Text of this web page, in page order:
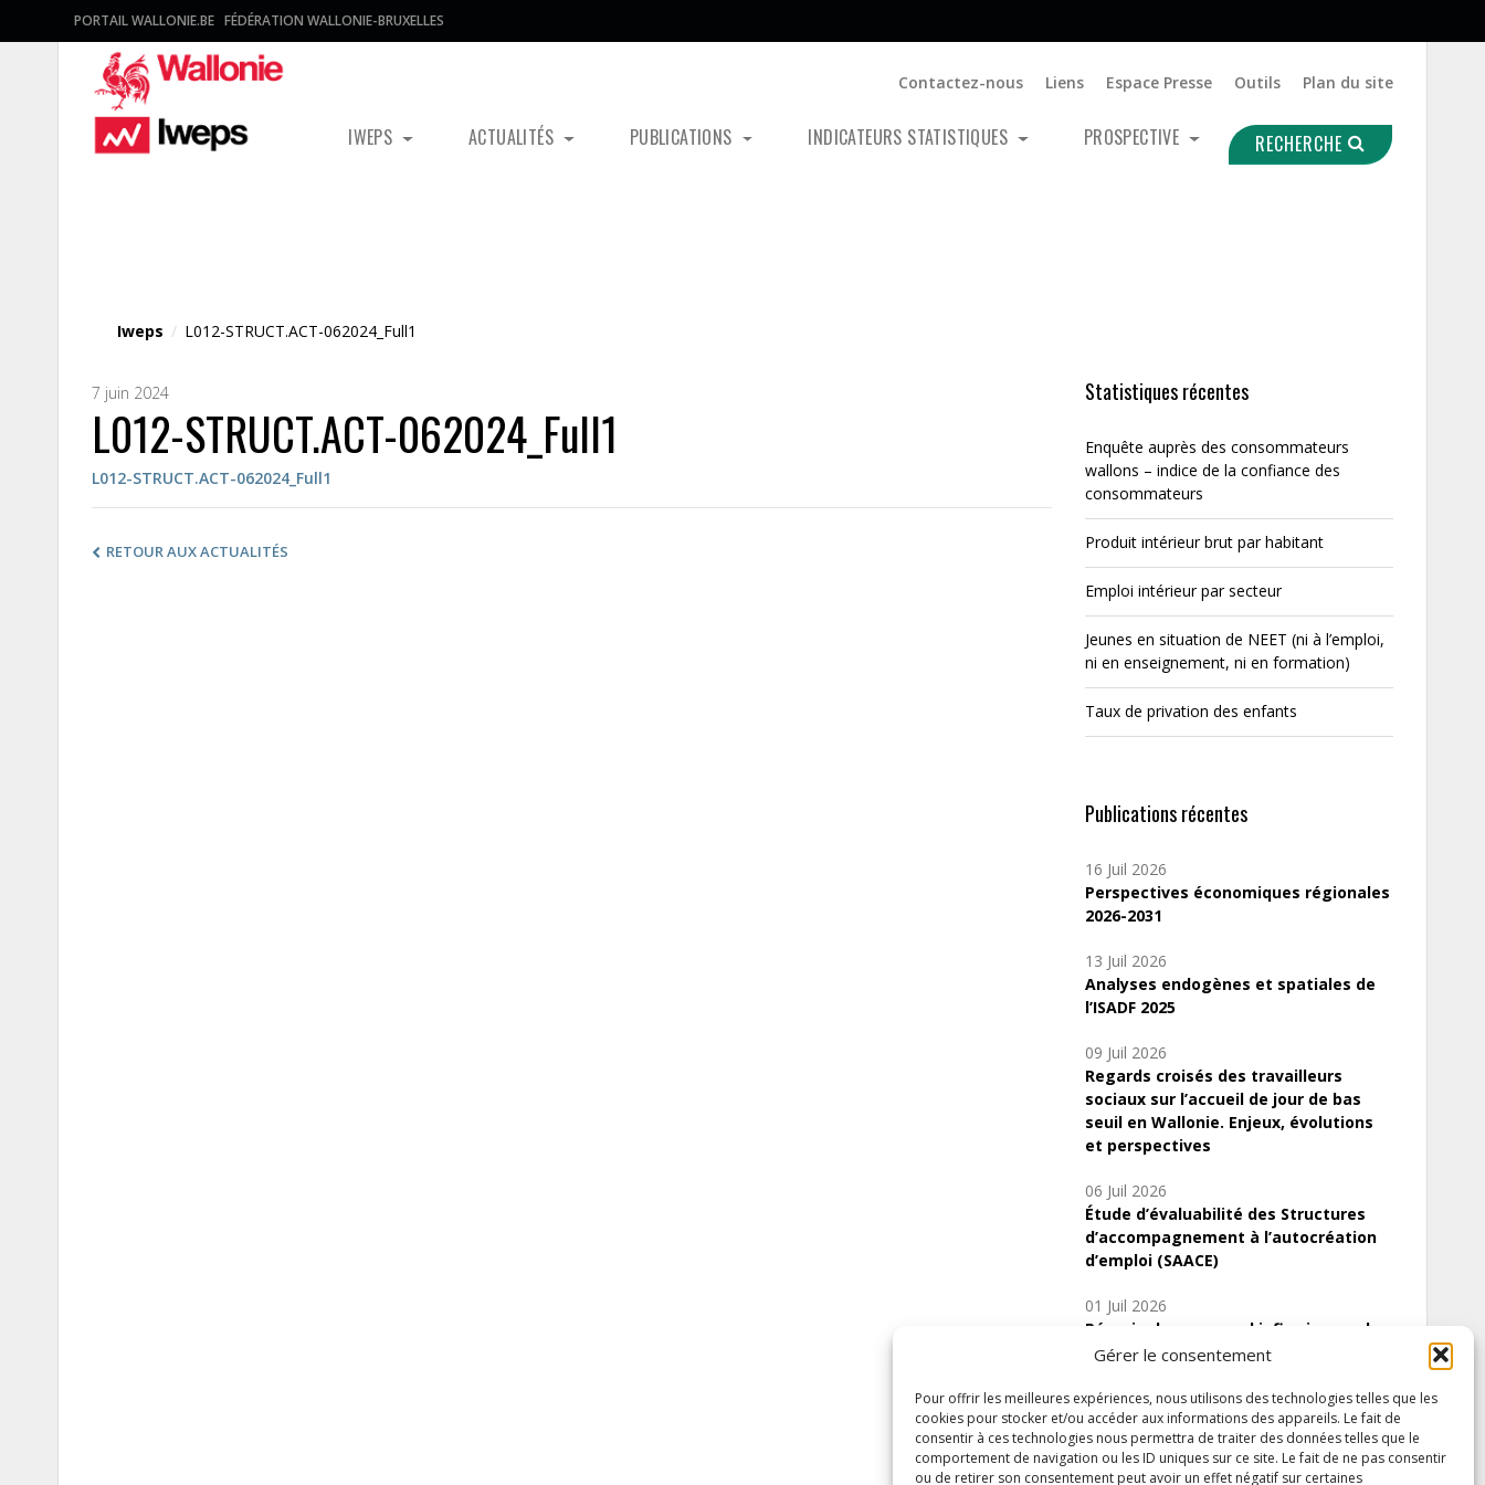
Gérer le consentement
Pour offrir les meilleures expériences, nous utilisons des technologies telles que les
cookies pour stocker et/ou accéder aux informations des appareils. Le fait de
consentir à ces technologies nous permettra de traiter des données telles que le
comportement de navigation ou les ID uniques sur ce site. Le fait de ne pas consentir
ou de retirer son consentement peut avoir un effet négatif sur certaines
PORTAIL WALLONIE.BE FÉDÉRATION WALLONIE-BRUXELLES
Contactez-nous Liens Espace Presse Outils Plan du site
IWEPS ACTUALITÉS PUBLICATIONS INDICATEURS STATISTIQUES PROSPECTIVE RECHERCHE
Iweps / L012-STRUCT.ACT-062024_Full1
7 juin 2024
L012-STRUCT.ACT-062024_Full1
L012-STRUCT.ACT-062024_Full1
RETOUR AUX ACTUALITÉS
Statistiques récentes
Enquête auprès des consommateurs
wallons – indice de la confiance des
consommateurs
Produit intérieur brut par habitant
Emploi intérieur par secteur
Jeunes en situation de NEET (ni à l’emploi,
ni en enseignement, ni en formation)
Taux de privation des enfants
Publications récentes
16 Juil 2026
Perspectives économiques régionales
2026-2031
13 Juil 2026
Analyses endogènes et spatiales de
l’ISADF 2025
09 Juil 2026
Regards croisés des travailleurs
sociaux sur l’accueil de jour de bas
seuil en Wallonie. Enjeux, évolutions
et perspectives
06 Juil 2026
Étude d’évaluabilité des Structures
d’accompagnement à l’autocréation
d’emploi (SAACE)
01 Juil 2026
Pénurie du personnel infirmier :quels
indicateurs d’offre de soins pour
Inscrivez-vous à notre newsletter